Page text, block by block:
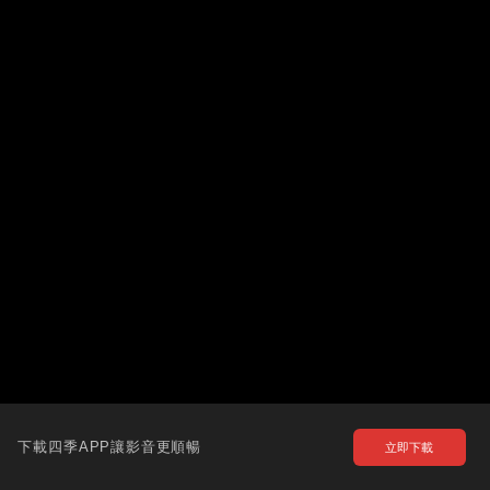
下載四季APP讓影音更順暢 立即下載